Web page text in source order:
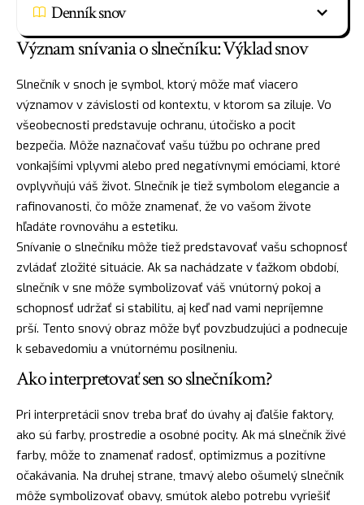
Denník snov
Význam snívania o slnečníku: Výklad snov
Slnečník v snoch je symbol, ktorý môže mať viacero
významov v závislosti od kontextu, v ktorom sa ziluje. Vo
všeobecnosti predstavuje ochranu, útočisko a pocit
bezpečia. Môže naznačovať vašu túžbu po ochrane pred
vonkajšími vplyvmi alebo pred negatívnymi emóciami, ktoré
ovplyvňujú váš život. Slnečník je tiež symbolom elegancie a
rafinovanosti, čo môže znamenať, že vo vašom živote
hľadáte rovnováhu a estetiku.
Snívanie o slnečníku môže tiež predstavovať vašu schopnosť
zvládať zložité situácie. Ak sa nachádzate v ťažkom období,
slnečník v sne môže symbolizovať váš vnútorný pokoj a
schopnosť udržať si stabilitu, aj keď nad vami nepríjemne
prší. Tento snový obraz môže byť povzbudzujúci a podnecuje
k sebavedomiu a vnútornému posilneniu.
Ako interpretovať sen so slnečníkom?
Pri interpretácii snov treba brať do úvahy aj ďalšie faktory,
ako sú farby, prostredie a osobné pocity. Ak má slnečník živé
farby, môže to znamenať radosť, optimizmus a pozitívne
očakávania. Na druhej strane, tmavý alebo ošumelý slnečník
môže symbolizovať obavy, smútok alebo potrebu vyriešiť